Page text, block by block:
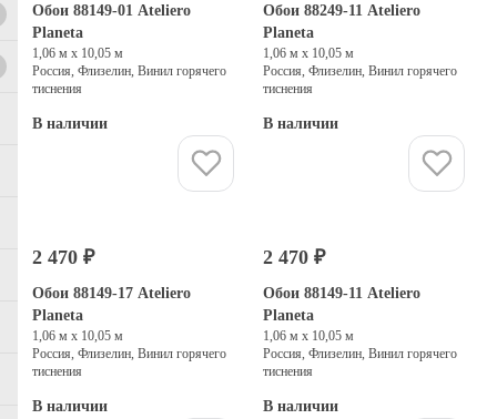
Обои 88149-01 Ateliero
Planeta
1,06 м х 10,05 м
Россия, Флизелин, Винил горячего
тиснения
В наличии
Обои 88249-11 Ateliero
Planeta
1,06 м х 10,05 м
Россия, Флизелин, Винил горячего
тиснения
В наличии
2 470 ₽
Обои 88149-17 Ateliero
Planeta
1,06 м х 10,05 м
Россия, Флизелин, Винил горячего
тиснения
В наличии
2 470 ₽
Обои 88149-11 Ateliero
Planeta
1,06 м х 10,05 м
Россия, Флизелин, Винил горячего
тиснения
В наличии